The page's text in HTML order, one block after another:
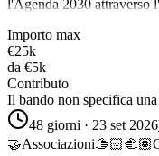
l'Agenda 2030 attraverso
Importo max
€25k
da €5k
Contributo
Il bando non specifica
48 giorni · 23 set 2026
🤝Associazioni🫱🏻‍🫲🏽